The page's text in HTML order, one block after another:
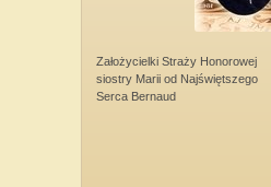
Założycielki Straży Honorowej
siostry Marii od Najświętszego
Serca Bernaud